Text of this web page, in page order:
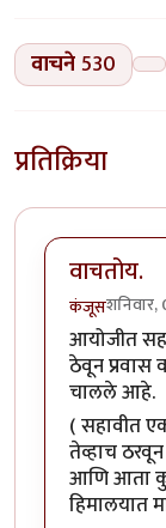
वाचने530
प्रतिक्रिया
वाचतोय.
कंजूस
आयोजीत
ठेवून प्रवास
चालले आहे.
( सहावीत
तेव्हाच
आणि आता
हिमालयात